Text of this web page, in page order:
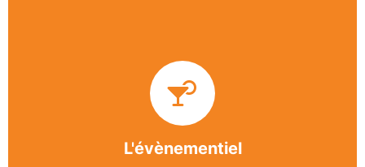
L'évènementiel
BASE apporte des solutions innovantes et
originales dans l’organisation des manifestations,
festivals, conventions, colloques et assemblées